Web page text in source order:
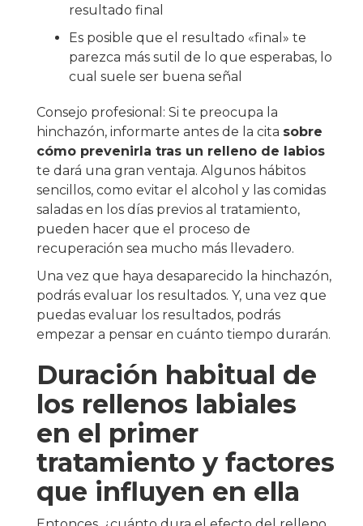
resultado final
Es posible que el resultado «final» te
parezca más sutil de lo que esperabas, lo
cual suele ser buena señal
Consejo profesional: Si te preocupa la
hinchazón, informarte antes de la cita sobre
cómo prevenirla tras un relleno de labios
te dará una gran ventaja. Algunos hábitos
sencillos, como evitar el alcohol y las comidas
saladas en los días previos al tratamiento,
pueden hacer que el proceso de
recuperación sea mucho más llevadero.
Una vez que haya desaparecido la hinchazón,
podrás evaluar los resultados. Y, una vez que
puedas evaluar los resultados, podrás
empezar a pensar en cuánto tiempo durarán.
Duración habitual de
los rellenos labiales
en el primer
tratamiento y factores
que influyen en ella